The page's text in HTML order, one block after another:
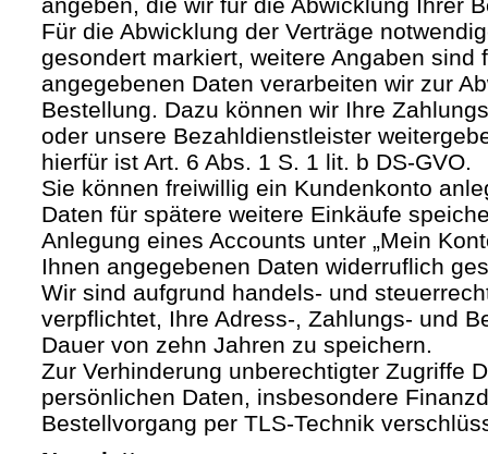
Für die Abwicklung der Verträge
gesondert markiert, weitere Angaben sind
angegebenen Daten verarbeiten wir zur
Bestellung. Dazu können wir Ihre
oder unsere Bezahldienstleister
hierfür ist Art. 6 Abs. 1 S. 1 lit. b DS-GVO.
Sie können freiwillig ein Kundenkonto
Daten für spätere weitere Einkäufe
Anlegung eines Accounts unter „Mein
Ihnen angegebenen Daten widerruflich
Wir sind aufgrund handels- und
verpflichtet, Ihre Adress-, Zahlungs- und
Dauer von zehn Jahren zu speichern.
Zur Verhinderung unberechtigter Zugriffe
persönlichen Daten, insbesondere
Bestellvorgang per TLS-Technik